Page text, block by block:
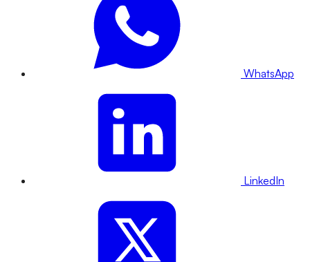
WhatsApp
LinkedIn